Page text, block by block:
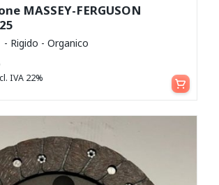
MASSEY-FERGUSON
Rigido - Organico
IVA 22% Aggiungi al carrello